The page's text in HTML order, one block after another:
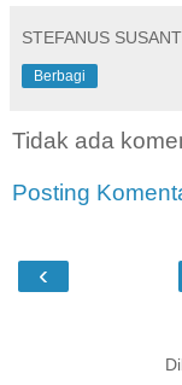
STEFANUS
Berbagi
Tidak ada
Posting
‹